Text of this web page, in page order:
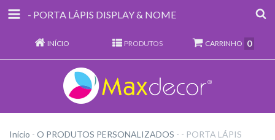
- PORTA LÁPIS DISPLAY & NOME
INÍCIO PRODUTOS CARRINHO 0
Início - O PRODUTOS PERSONALIZADOS - - PORTA LÁPIS